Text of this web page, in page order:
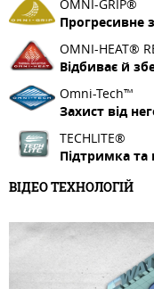
OMNI-GRIP®
Прогресивне
OMNI-HEAT®
Відбиває й
Omni-Tech™
Захист від
TECHLITE®
Підтримка та
ВІДЕО ТЕХНОЛОГІЙ